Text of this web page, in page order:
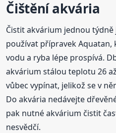
Čištění akvária
Čistit akvárium jednou týdně
používat přípravek
vodu a ryba lépe prospívá.
akvárium stálou teplotu 26
vůbec vypínat, jelikož se v
Do akvária nedávejte
pak nutné akvárium čistit
nesvědčí.